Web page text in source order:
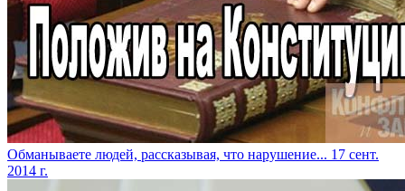
Обманываете людей, рассказывая, что нарушение... 17 сент.
2014 г.